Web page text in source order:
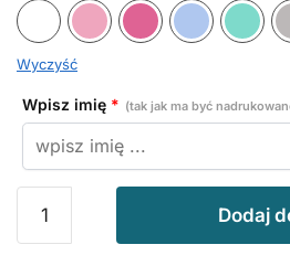
Biały
Różowy
Wyczyść
Wpisz imię * (tak jak ma być
Księżniczka
Tatusia
Dodaj